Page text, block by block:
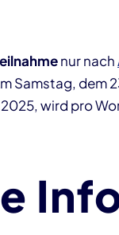
nur nach
Samstag, dem
wird pro